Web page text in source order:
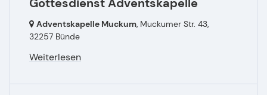
Gottesdienst Adventskapelle
Adventskapelle Muckum, Muckumer Str. 43,
32257 Bünde
Weiterlesen